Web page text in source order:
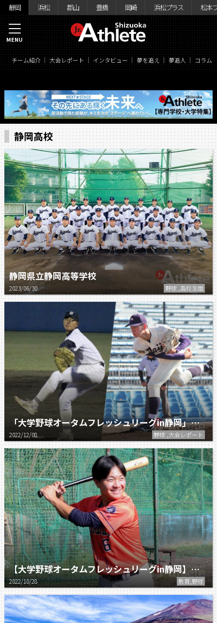
静岡 浜松 郡山 豊橋 岡崎 浜松プラス 松本
チーム紹介 大会レポート インタビュー 夢を追え 夢追人 コラム
MENU
静岡高校
静岡県立静岡高等学校
2023/06/30 野球 ,高校生版
「大学野球オータムフレッシュリーグin静岡」が開催された
2022/12/08 野球 ,大会レポート
【大学野球オータムフレッシュリーグin静岡】次世代を担う学生の本音②
2022/10/28 教育,野球